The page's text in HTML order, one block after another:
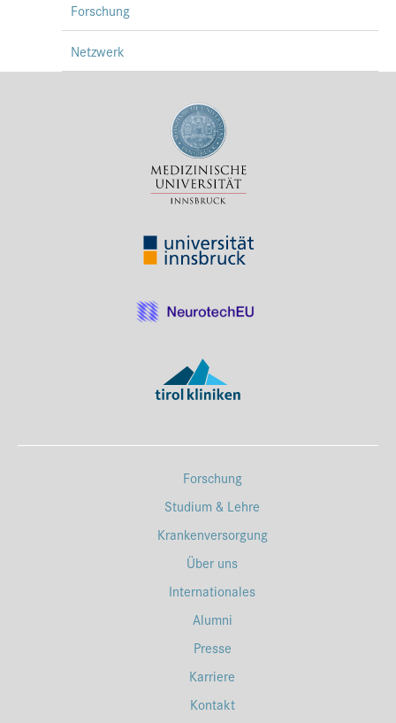
Forschung
Netzwerk
Forschung
Studium & Lehre
Krankenversorgung
Über uns
Internationales
Alumni
Presse
Karriere
Kontakt